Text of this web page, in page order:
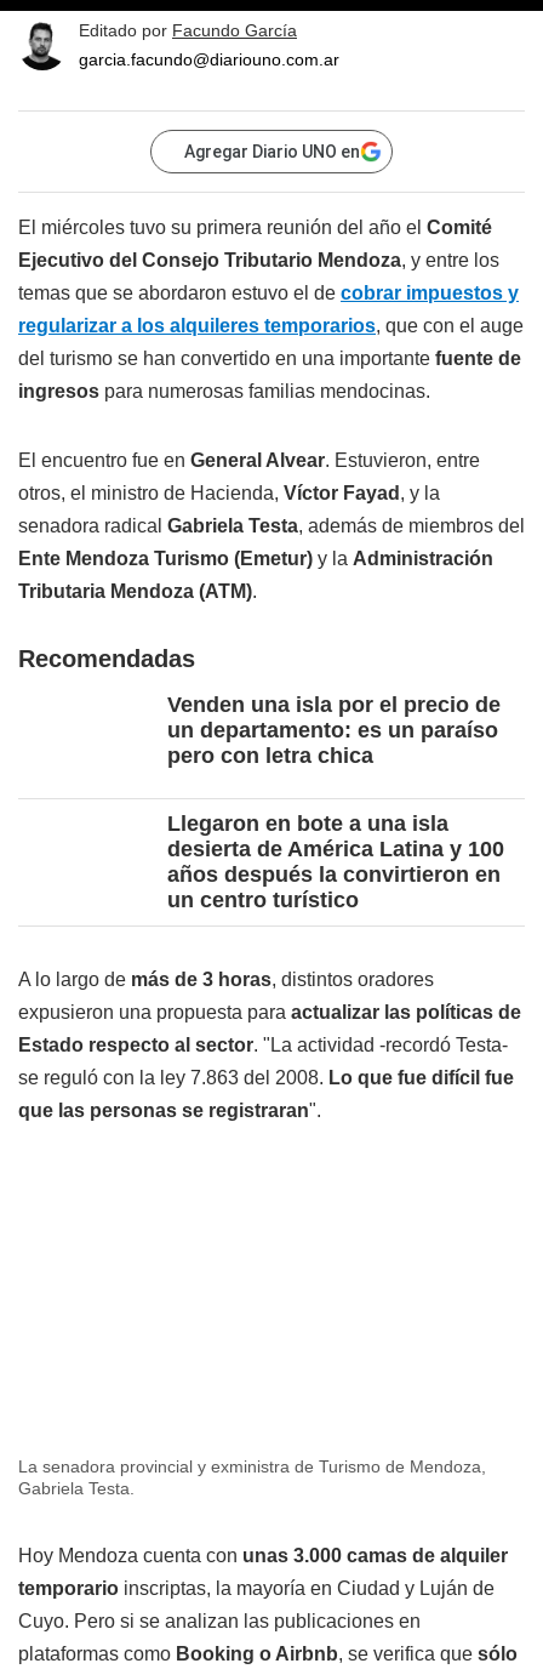
Editado por Facundo García
garcia.facundo@diariouno.com.ar
Agregar Diario UNO en
El miércoles tuvo su primera reunión del año el Comité
Ejecutivo del Consejo Tributario Mendoza, y entre los
temas que se abordaron estuvo el de cobrar impuestos y
regularizar a los alquileres temporarios, que con el auge
del turismo se han convertido en una importante fuente de
ingresos para numerosas familias mendocinas.
El encuentro fue en General Alvear. Estuvieron, entre
otros, el ministro de Hacienda, Víctor Fayad , y la
senadora radical Gabriela Testa, además de miembros del
Ente Mendoza Turismo (Emetur) y la Administración
Tributaria Mendoza (ATM).
Recomendadas
Venden una isla por el precio de
un departamento: es un paraíso
pero con letra chica
Llegaron en bote a una isla
desierta de América Latina y 100
años después la convirtieron en
un centro turístico
A lo largo de más de 3 horas, distintos oradores
expusieron una propuesta para actualizar las políticas de
Estado respecto al sector. "La actividad -recordó Testa-
se reguló con la ley 7.863 del 2008. Lo que fue difícil fue
que las personas se registraran".
La senadora provincial y exministra de Turismo de Mendoza,
Gabriela Testa.
Hoy Mendoza cuenta con unas 3.000 camas de alquiler
temporario inscriptas, la mayoría en Ciudad y Luján de
Cuyo. Pero si se analizan las publicaciones en
plataformas como Booking o Airbnb, se verifica que sólo